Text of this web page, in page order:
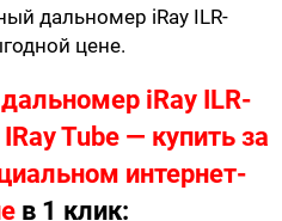
дальномер iRay ILR-
цене.
iRay ILR-
Tube — купить за
интернет-
в 1 клик: